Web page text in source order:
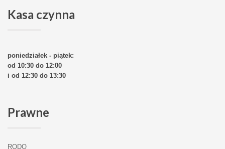
Kasa czynna
poniedziałek - piątek:
od 10:30 do 12:00
i od 12:30 do 13:30
Prawne
RODO